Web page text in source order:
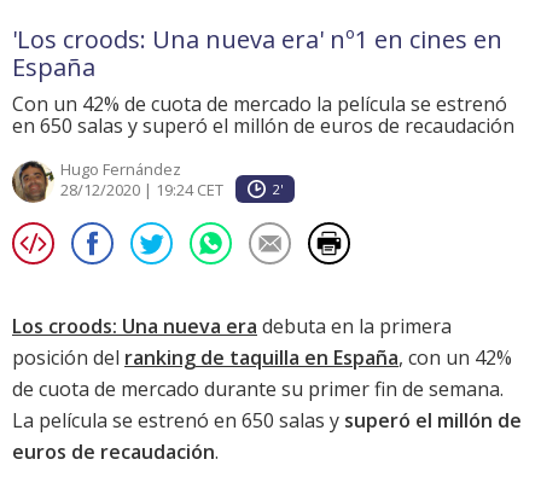
'Los croods: Una nueva era' nº1 en cines en
España
Con un 42% de cuota de mercado la película se estrenó
en 650 salas y superó el millón de euros de recaudación
Hugo Fernández
28/12/2020 | 19:24 CET
2'
Los croods: Una nueva era debuta en la primera
posición del ranking de taquilla en España, con un 42%
de cuota de mercado durante su primer fin de semana.
La película se estrenó en 650 salas y superó el millón de
euros de recaudación.